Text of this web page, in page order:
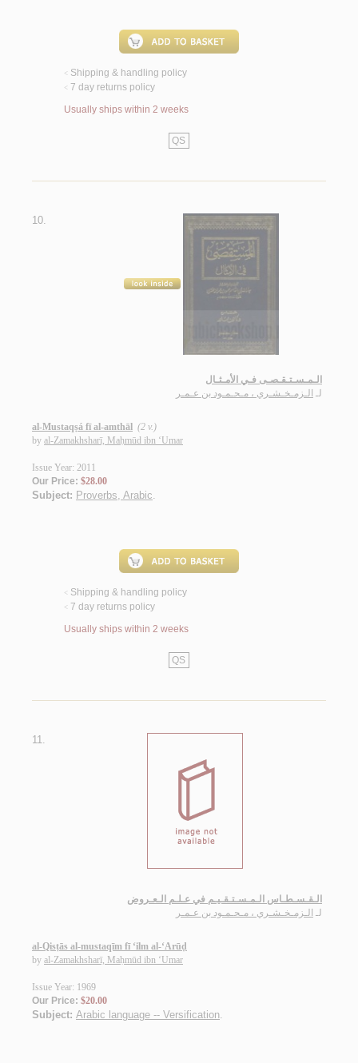
< Shipping & handling policy
< 7 day returns policy
Usually ships within 2 weeks
QS
10.
الـمـسـتـقـصـى فـي الأمـثـال
لـ الـزمـخـشـري ، مـحـمـود بن عـمـر
al-Mustaqṣá fī al-amthāl
(2 v.)
by al-Zamakhsharī, Maḥmūd ibn ‘Umar
Issue Year: 2011
Our Price: $28.00
Subject: Proverbs, Arabic.
< Shipping & handling policy
< 7 day returns policy
Usually ships within 2 weeks
QS
11.
الـقـسـطـاس الـمـسـتـقـيـم في عـلـم الـعـروض
لـ الـزمـخـشـري ، مـحـمـود بن عـمـر
al-Qisṭās al-mustaqīm fī ‘ilm al-‘Arūḍ
by al-Zamakhsharī, Maḥmūd ibn ‘Umar
Issue Year: 1969
Our Price: $20.00
Subject: Arabic language -- Versification.